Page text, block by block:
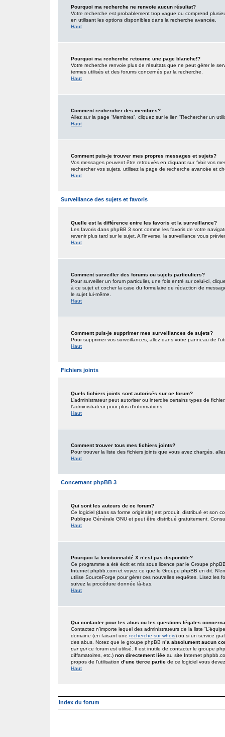
Pourquoi ma recherche ne renvoie aucun résultat?
Votre recherche est probablement trop vague ou comprend
en utilisant les options disponibles dans la recherche avancée.
Haut
Pourquoi ma recherche retourne une page blanche!?
Votre recherche renvoie plus de résultats que ne peut gérer le
termes utilisés et des forums concernés par la recherche.
Haut
Comment rechercher des membres?
Allez sur la page “Membres”, cliquez sur le lien “Rechercher un
Haut
Comment puis-je trouver mes propres messages et sujets?
Vos messages peuvent être retrouvés en cliquant sur “Voir vos
rechercher vos sujets, utilisez la page de recherche avancée et
Haut
Surveillance des sujets et favoris
Quelle est la différence entre les favoris et la surveillance?
Les favoris dans phpBB 3 sont comme les favoris de votre
revenir plus tard sur le sujet. A l’inverse, la surveillance vous
Haut
Comment surveiller des forums ou sujets particuliers?
Pour surveiller un forum particulier, une fois entré sur celui-ci,
à ce sujet et cocher la case du formulaire de rédaction de
le sujet lui-même.
Haut
Comment puis-je supprimer mes surveillances de sujets?
Pour supprimer vos surveillances, allez dans votre panneau de
Haut
Fichiers joints
Quels fichiers joints sont autorisés sur ce forum?
L’administrateur peut autoriser ou interdire certains types de
l’administrateur pour plus d’informations.
Haut
Comment trouver tous mes fichiers joints?
Pour trouver la liste des fichiers joints que vous avez chargés,
Haut
Concernant phpBB 3
Qui sont les auteurs de ce forum?
Ce logiciel (dans sa forme originale) est produit, distribué et son
Publique Générale GNU et peut être distribué gratuitement.
Haut
Pourquoi la fonctionnalité X n’est pas disponible?
Ce programme a été écrit et mis sous licence par le Groupe
Internet phpbb.com et voyez ce que le Groupe phpBB en dit.
utilise SourceForge pour gérer ces nouvelles requêtes. Lisez les
suivez la procédure donnée là-bas.
Haut
Qui contacter pour les abus ou les questions légales
Contactez n’importe lequel des administrateurs de la liste
domaine (en faisant une recherche sur whois) ou si un service
des abus. Notez que le groupe phpBB n’a absolument aucun
par quice forum est utilisé. Il est inutile de contacter le groupe
diffamatoires, etc.) non directement liée au site Internet
propos de l’utilisation d’une tierce partie de ce logiciel vous
Haut
Index du forum